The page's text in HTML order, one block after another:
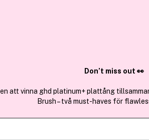
Don’t miss out 👀
att vinna ghd platinum+ plattång
Brush – två must-haves för